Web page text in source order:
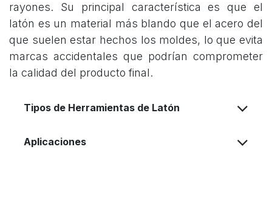
rayones. Su principal característica es que el
latón es un material más blando que el acero del
que suelen estar hechos los moldes, lo que evita
marcas accidentales que podrían comprometer
la calidad del producto final.
Tipos de Herramientas de Latón
Aplicaciones